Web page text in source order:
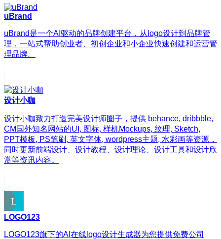
uBrand
uBrand是一个AI驱动的品牌创建平台，从logo设计到品牌管
理，一站式帮助创业者、初创企业和小企业快速创建和运营管
理品牌。
设计小咖
设计小咖致力打造完美设计师圈子，提供 behance, dribbble,
CM国外知名网站的UI, 图标, 样机Mockups, 纹理, Sketch,
PPT模板, PS笔刷, 英文字体, wordpress主题, 水彩画等资源，
同时更新前端设计、设计教程、设计理论、设计工具和设计欣
赏等资讯内容。
LOGO123
LOGO123旗下的AI在线logo设计生成器为您提供免费公司